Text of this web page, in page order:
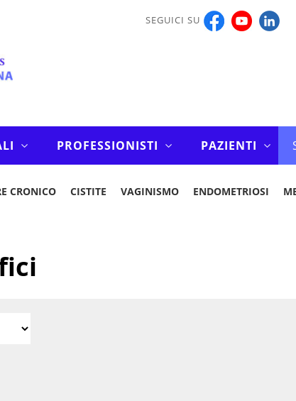
SEGUICI SU
PROFESSIONISTI PAZIENTI
CRONICO CISTITE VAGINISMO ENDOMETRIOSI